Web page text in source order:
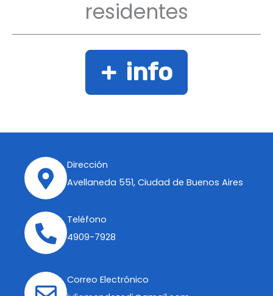
residentes
+ info
Dirección
Avellaneda 551, Ciudad de Buenos Aires
Teléfono
4909-7928
Correo Electrónico